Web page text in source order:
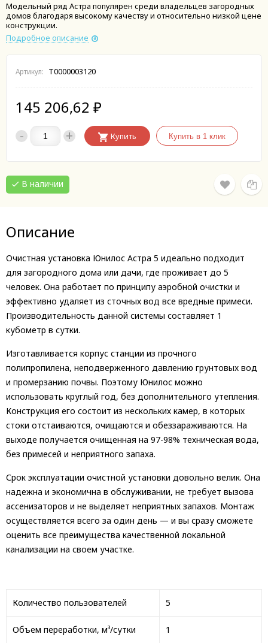
Модельный ряд Астра популярен среди владельцев загородных
домов благодаря высокому качеству и относительно низкой цене
конструкции.
Подробное описание
Артикул: Т0000003120
145 206,62 ₽
- + Купить
В наличии
Описание
Очистная установка Юнилос Астра 5 идеально подходит
для загородного дома или дачи, где проживает до 5
человек. Она работает по принципу аэробной очистки и
эффективно удаляет из сточных вод все вредные примеси.
Производительность данной системы составляет 1
кубометр в сутки.
Изготавливается корпус станции из прочного
полипропилена, неподверженного давлению грунтовых вод
и промерзанию почвы. Поэтому Юнилос можно
использовать круглый год, без дополнительного утепления.
Конструкция его состоит из нескольких камер, в которых
стоки отстаиваются, очищаются и обеззараживаются. На
выходе получается очищенная на 97-98% техническая вода,
без примесей и неприятного запаха.
Срок эксплуатации очистной установки довольно велик. Она
надежна и экономична в обслуживании, не требует вызова
ассенизаторов и не выделяет неприятных запахов. Монтаж
осуществляется всего за один день — и вы сразу сможете
оценить все преимущества качественной локальной
канализации на своем участке.
Количество пользователей 5
Объем переработки, м³/сутки 1